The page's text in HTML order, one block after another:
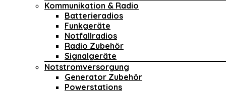
Kommunikation & Radio
Batterieradios
Funkgeräte
Notfallradios
Radio Zubehör
Signalgeräte
Notstromversorgung
Generator Zubehör
Powerstations